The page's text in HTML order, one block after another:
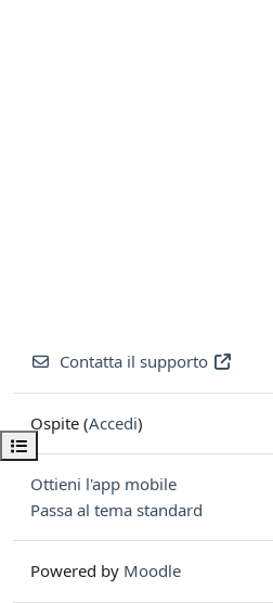
Apri indice del corso
Contatta il supporto
Ospite (Accedi)
Ottieni l'app mobile
Passa al tema standard
Powered by Moodle